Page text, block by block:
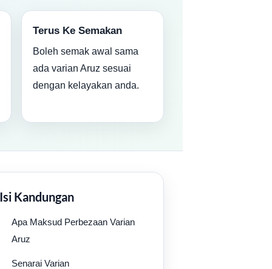
Terus Ke Semakan
Boleh semak awal sama
ada varian Aruz sesuai
dengan kelayakan anda.
Isi Kandungan
Apa Maksud Perbezaan Varian
Aruz
Senarai Varian